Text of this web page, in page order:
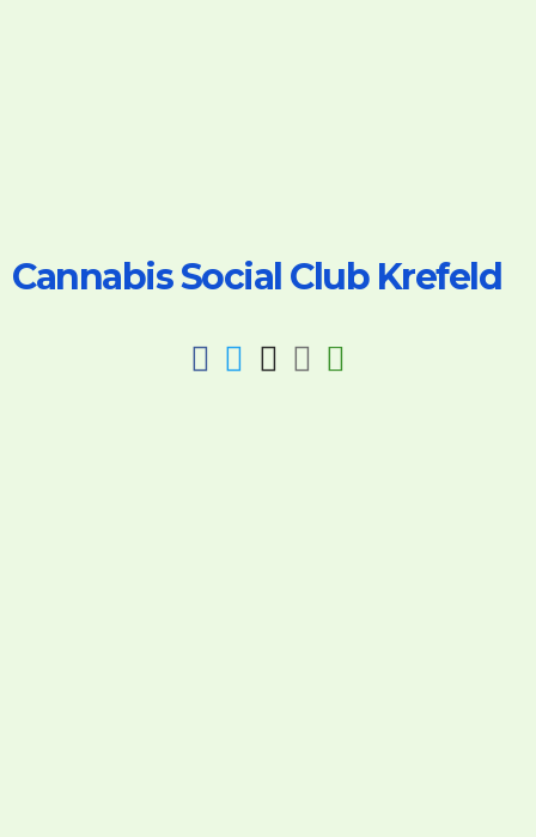
Cannabis Social Club Krefeld
fab
fa-
fab
fa-
fab
fa-
fab
fa-